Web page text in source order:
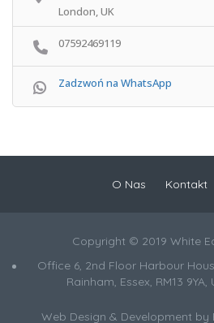
London, UK
07592469119
Zadzwoń na WhatsApp
O Nas Kontakt
Copyright © 2019 White
Office 6, 2nd Floor Harbour
Rainham, Essex, RM13
Web Design & Development by